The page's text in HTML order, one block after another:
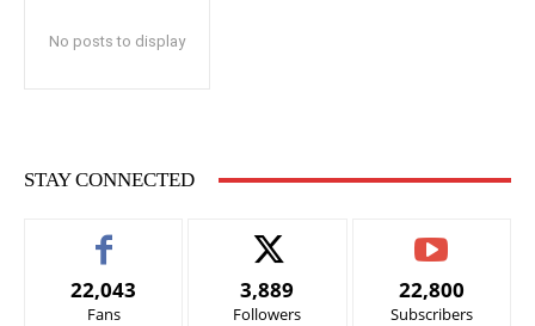
No posts to display
STAY CONNECTED
22,043
Fans
3,889
Followers
22,800
Subscribers